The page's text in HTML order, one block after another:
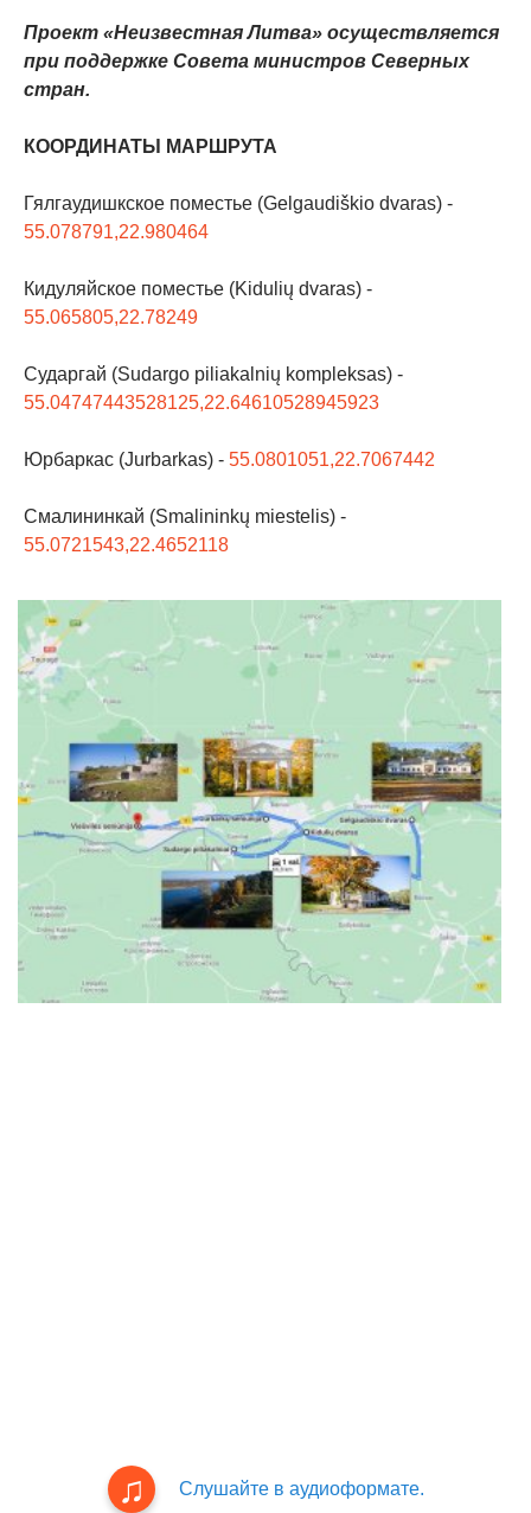
Проект «Неизвестная Литва» осуществляется
при поддержке Совета министров Северных
стран.
КООРДИНАТЫ МАРШРУТА
Гялгаудишкское поместье (Gelgaudiškio dvaras) -
55.078791,22.980464
Кидуляйское поместье (Kidulių dvaras) -
55.065805,22.78249
Сударгай (Sudargo piliakalnių kompleksas) -
55.04747443528125,22.64610528945923
Юрбаркас (Jurbarkas) - 55.0801051,22.7067442
Смалининкай (Smalininkų miestelis) -
55.0721543,22.4652118
Слушайте в аудиоформате.